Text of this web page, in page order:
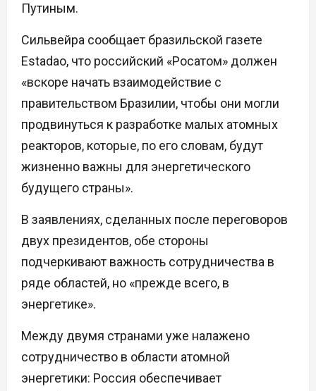
Путиным.
Сильвейра сообщает бразильской газете
Estadao, что российский «Росатом» должен
«вскоре начать взаимодействие с
правительством Бразилии, чтобы они могли
продвинуться к разработке малых атомных
реакторов, которые, по его словам, будут
жизненно важны для энергетического
будущего страны».
В заявлениях, сделанных после переговоров
двух президентов, обе стороны
подчеркивают важность сотрудничества в
ряде областей, но «прежде всего, в
энергетике».
Между двумя странами уже налажено
сотрудничество в области атомной
энергетики: Россия обеспечивает